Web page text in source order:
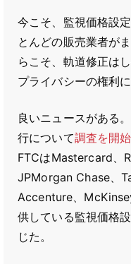
今こそ、監視価格設
とんどの販売業者が
らこそ、軌道修正は
プライバシーの権利
良いニュースがある
行について調査を開
FTCはMastercard、
JPMorgan Chase、
Accenture、
供している監視価格
じた。